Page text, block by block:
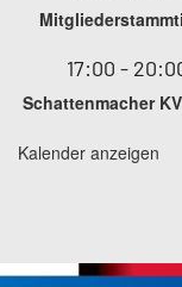
17:00 -
Schattenmacher
Kalender anzeigen